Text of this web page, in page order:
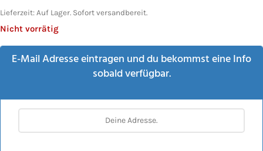
Lieferzeit: Auf Lager. Sofort versandbereit.
Nicht vorrätig
E-Mail Adresse eintragen und du bekommst eine Info
sobald verfügbar.